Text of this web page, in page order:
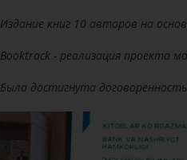
Издание книг 10 авторов на
Booktrack - реализация проекта
Была достигнута